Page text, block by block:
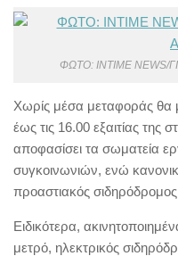
ΦΩΤΟ: INTIME
Χωρίς μέσα μεταφοράς θα
έως τις 16.00 εξαιτίας της
αποφασίσει τα σωματεία
συγκοινωνιών, ενώ
προαστιακός
Ειδικότερα,
μετρό, ηλεκτρικός